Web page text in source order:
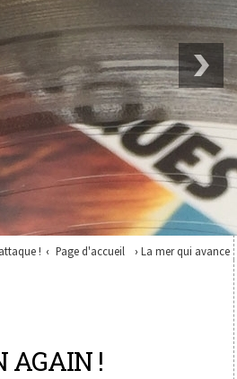
! Page d'accueil La mer qui avance
AGAIN !